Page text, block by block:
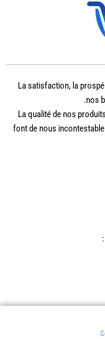
La satisfaction, la
nos
La qualité de nos
font de nous